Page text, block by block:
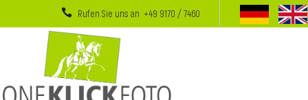
Rufen Sie uns an +49 9170 / 7460